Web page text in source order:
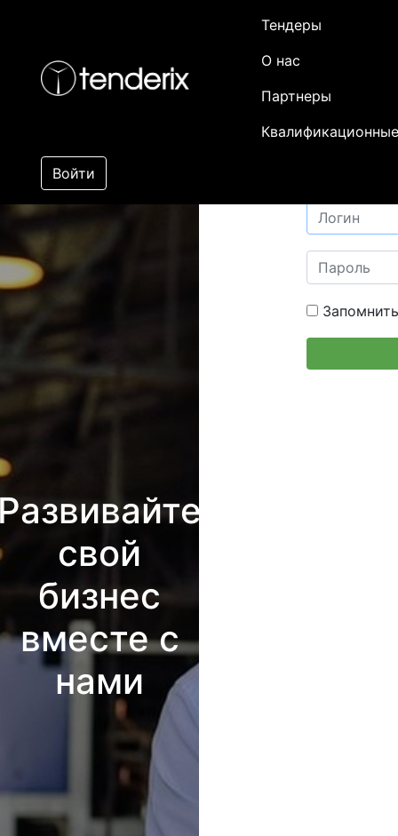
Тендеры
О нас
Партнеры
Войти
свой
бизнес
вместе с
нами